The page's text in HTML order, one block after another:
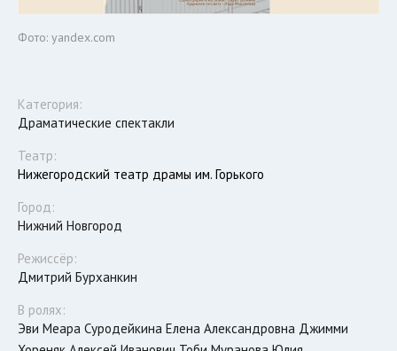
Фото: yandex.com
Категория:
Драматические спектакли
Театр:
Нижегородский театр драмы им. Горького
Город:
Нижний Новгород
Режиссёр:
Дмитрий Бурханкин
В ролях:
Эви Меара Суродейкина Елена Александровна Джимми